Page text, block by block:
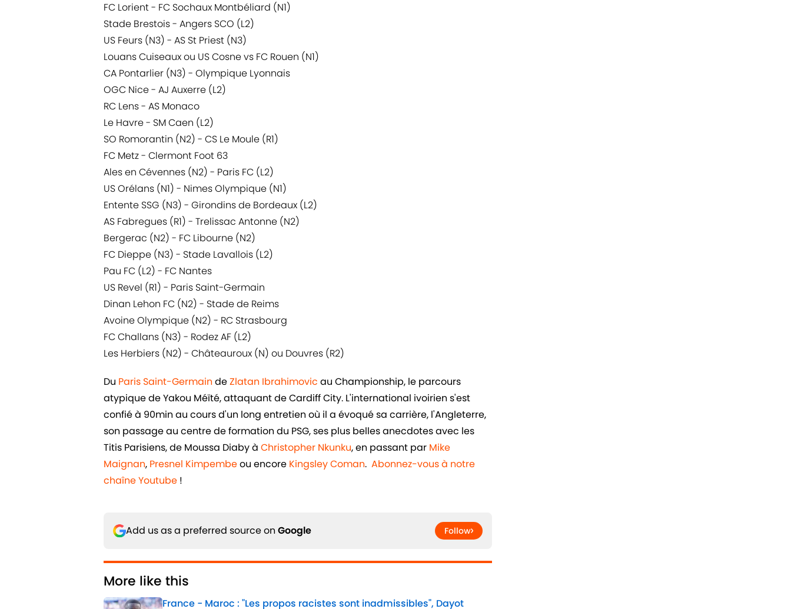
FC Lorient - FC Sochaux Montbéliard (N1)
Stade Brestois - Angers SCO (L2)
US Feurs (N3) - AS St Priest (N3)
Louans Cuiseaux ou US Cosne vs FC Rouen (N1)
CA Pontarlier (N3) - Olympique Lyonnais
OGC Nice - AJ Auxerre (L2)
RC Lens - AS Monaco
Le Havre - SM Caen (L2)
SO Romorantin (N2) - CS Le Moule (R1)
FC Metz - Clermont Foot 63
Ales en Cévennes (N2) - Paris FC (L2)
US Orélans (N1) - Nimes Olympique (N1)
Entente SSG (N3) - Girondins de Bordeaux (L2)
AS Fabregues (R1) - Trelissac Antonne (N2)
Bergerac (N2) - FC Libourne (N2)
FC Dieppe (N3) - Stade Lavallois (L2)
Pau FC (L2) - FC Nantes
US Revel (R1) - Paris Saint-Germain
Dinan Lehon FC (N2) - Stade de Reims
Avoine Olympique (N2) - RC Strasbourg
FC Challans (N3) - Rodez AF (L2)
Les Herbiers (N2) - Châteauroux (N) ou Douvres (R2)
Du Paris Saint-Germain deZlatan Ibrahimovic au Championship, le parcours
atypique de Yakou Méïté, attaquant de Cardiff City. L'international ivoirien s'est
confié à 90min au cours d'un long entretien où il a évoqué sa carrière, l'Angleterre,
son passage au centre de formation du PSG, ses plus belles anecdotes avec les
Titis Parisiens, de Moussa Diaby à Christopher Nkunku, en passant par Mike
Maignan, Presnel Kimpembeou encore Kingsley Coman. Abonnez-vous à notre
chaîne Youtube !
Add us as a preferred source on Google Follow
More like this
France - Maroc : "Les propos racistes sont inadmissibles", Dayot